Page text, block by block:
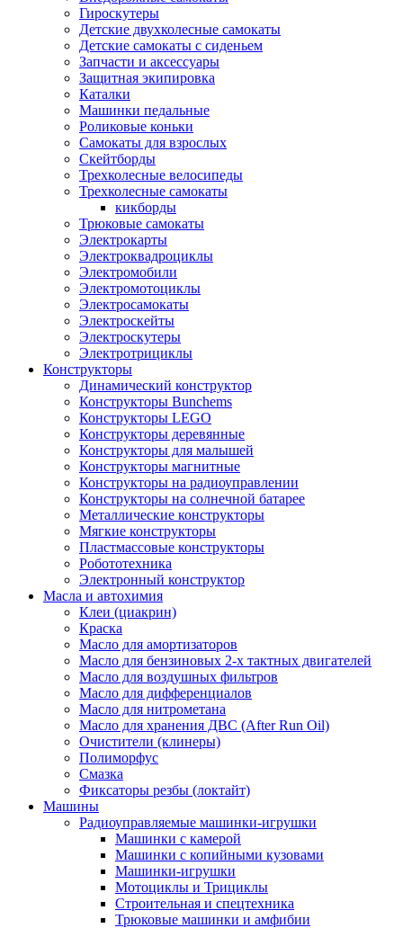
Гироскутеры
Детские двухколесные самокаты
Детские самокаты с сиденьем
Запчасти и аксессуары
Защитная экипировка
Каталки
Машинки педальные
Роликовые коньки
Самокаты для взрослых
Скейтборды
Трехколесные велосипеды
Трехколесные самокаты
кикборды
Трюковые самокаты
Электрокарты
Электроквадроциклы
Электромобили
Электромотоциклы
Электросамокаты
Электроскейты
Электроскутеры
Электротрициклы
Конструкторы
Динамический конструктор
Конструкторы Bunchems
Конструкторы LEGO
Конструкторы деревянные
Конструкторы для малышей
Конструкторы магнитные
Конструкторы на радиоуправлении
Конструкторы на солнечной батарее
Металлические конструкторы
Мягкие конструкторы
Пластмассовые конструкторы
Робототехника
Электронный конструктор
Масла и автохимия
Клеи (циакрин)
Краска
Масло для амортизаторов
Масло для бензиновых 2-х тактных двигателей
Масло для воздушных фильтров
Масло для дифференциалов
Масло для нитрометана
Масло для хранения ДВС (After Run Oil)
Очистители (клинеры)
Полиморфус
Смазка
Фиксаторы резбы (локтайт)
Машины
Радиоуправляемые машинки-игрушки
Машинки с камерой
Машинки с копийными кузовами
Машинки-игрушки
Мотоциклы и Трициклы
Строительная и спецтехника
Трюковые машинки и амфибии